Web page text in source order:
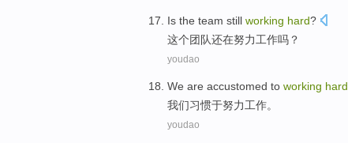
Is the team still working hard?
这个团队还在努力工作吗？
youdao
We are accustomed to working hard
我们习惯于努力工作。
youdao